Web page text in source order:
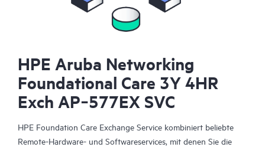
HPE Aruba Networking
Foundational Care 3Y 4HR
Exch AP‑577EX SVC
HPE Foundation Care Exchange Service kombiniert beliebte
Remote-Hardware- und Softwareservices, mit denen Sie die